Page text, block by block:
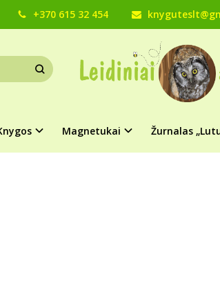
+370 615 32 454
Magnetukai Žurnalas
Žurnalas „Lututė“ Pardavimas
ŽURNALIUKO „LUTUTĖ“